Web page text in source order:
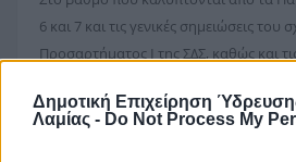
Δημοτική Επιχείρηση
Λαμίας - Do Not Process My
6 και 7 και τις γενικές σημειώσεις
Προσαρτήματος I της ΣΔΣ, καθώς και
αναθέτοντες φορείς επιφυλάσσουν
υπηρεσίες και τους οικονομικούς